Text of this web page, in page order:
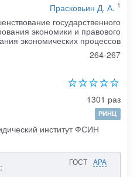
Прасковьин Д. А. 1
государственного
экономики и правового
экономических процессов
264-267
1301 раз
РИНЦ
институт ФСИН
ГОСТ APA